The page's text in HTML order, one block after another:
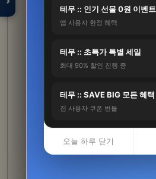
테무 :: 인기 선물 0원 이벤트
앱 사용자 한정 혜택
테무 :: 초특가 특별 세일
최대 90% 할인 진행 중
테무 :: SAVE BIG 모든 혜택
전 사용자 쿠폰 번들
오늘 하루 닫기